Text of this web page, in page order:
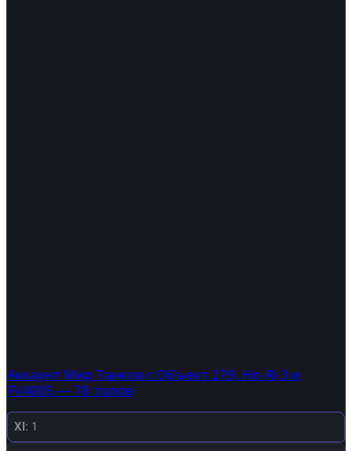
Аккаунт Мир Танков с Объект 279, Ho-Ri 3 и
FV4005 — 78 топов
XI: 1